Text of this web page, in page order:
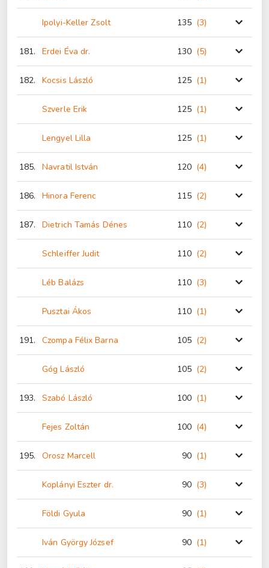
Ipolyi-Keller Zsolt 135 (3)
181. Erdei Éva dr. 130 (5)
182. Kocsis László 125 (1)
Szverle Erik 125 (1)
Lengyel Lilla 125 (1)
185. Navratil István 120 (4)
186. Hinora Ferenc 115 (2)
187. Dietrich Tamás Dénes 110 (2)
Schleiffer Judit 110 (2)
Léb Balázs 110 (3)
Pusztai Ákos 110 (1)
191. Czompa Félix Barna 105 (2)
Góg László 105 (2)
193. Szabó László 100 (1)
Fejes Zoltán 100 (4)
195. Orosz Marcell 90 (1)
Koplányi Eszter dr. 90 (3)
Földi Gyula 90 (1)
Iván György József 90 (1)